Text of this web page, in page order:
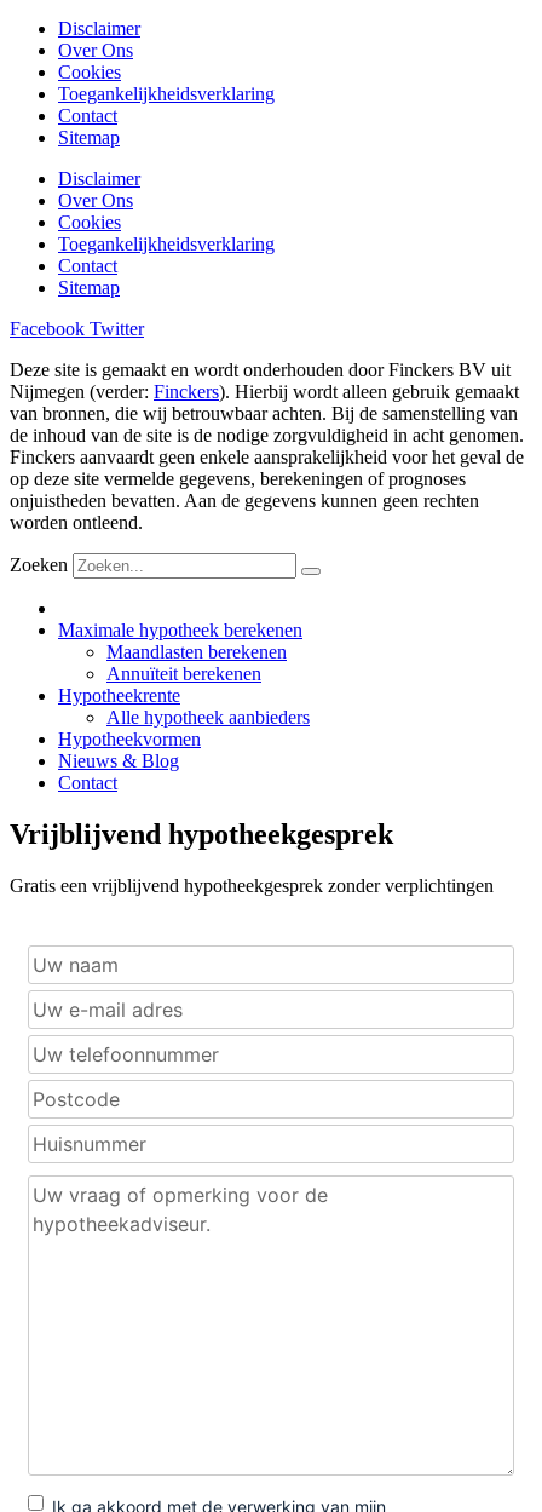
Disclaimer
Over Ons
Cookies
Toegankelijkheidsverklaring
Contact
Sitemap
Disclaimer
Over Ons
Cookies
Toegankelijkheidsverklaring
Contact
Sitemap
Facebook Twitter
Deze site is gemaakt en wordt onderhouden door Finckers BV uit
Nijmegen (verder: Finckers). Hierbij wordt alleen gebruik gemaakt
van bronnen, die wij betrouwbaar achten. Bij de samenstelling van
de inhoud van de site is de nodige zorgvuldigheid in acht genomen.
Finckers aanvaardt geen enkele aansprakelijkheid voor het geval de
op deze site vermelde gegevens, berekeningen of prognoses
onjuistheden bevatten. Aan de gegevens kunnen geen rechten
worden ontleend.
Zoeken
Maximale hypotheek berekenen
Maandlasten berekenen
Annuïteit berekenen
Hypotheekrente
Alle hypotheek aanbieders
Hypotheekvormen
Nieuws & Blog
Contact
Vrijblijvend hypotheekgesprek
Gratis een vrijblijvend hypotheekgesprek zonder verplichtingen